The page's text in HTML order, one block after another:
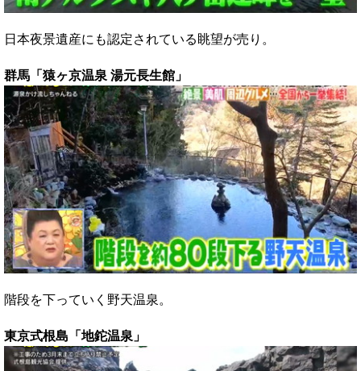
日本夜景遺産にも認定されている眺望が売り。
群馬「猿ヶ京温泉 湯元長生館」
階段を下っていく野天温泉。
東京式根島「地鉈温泉」